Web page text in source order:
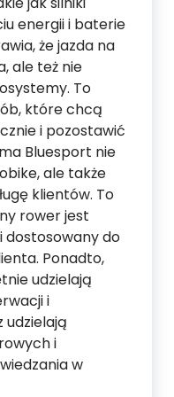
energii i baterie
że jazda na
ale też nie
To
które chcą
i pozostawić
Bluesport nie
ale także
klientów. To
rower jest
dostosowany do
Ponadto,
udzielają
i
i
w